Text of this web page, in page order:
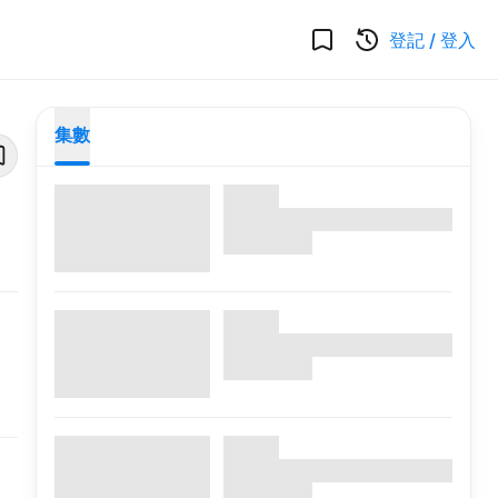
登記 / 登入
集數